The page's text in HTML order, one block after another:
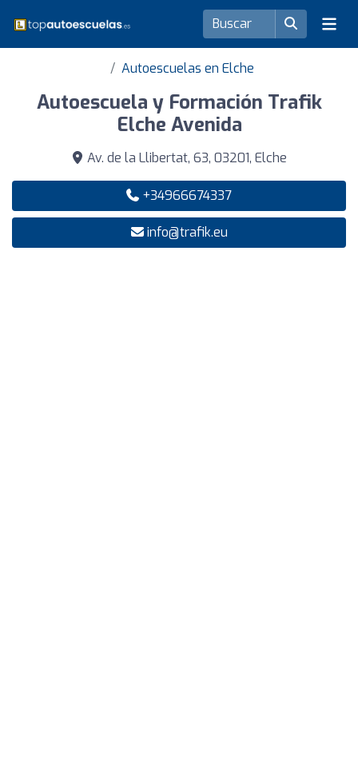
Autoescuelas en Elche
Autoescuela y Formación Trafik
Elche Avenida
Av. de la Llibertat, 63, 03201, Elche
+34966674337
info@trafik.eu